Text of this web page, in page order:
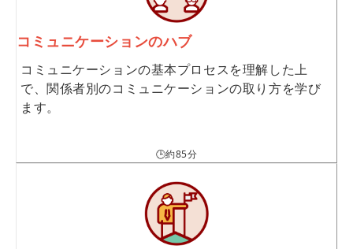
コミュニケーションのハブ
コミュニケーションの基本プロセスを理解した上
で、関係者別のコミュニケーションの取り方を学び
ます。
🕒約85分